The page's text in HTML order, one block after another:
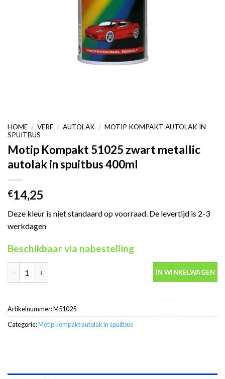
HOME / VERF / AUTOLAK / MOTIP KOMPAKT AUTOLAK IN
SPUITBUS
Motip Kompakt 51025 zwart metallic
autolak in spuitbus 400ml
€14,25
Deze kleur is niet standaard op voorraad. De levertijd is 2-3
werkdagen
Beschikbaar via nabestelling
Motip Kompakt 51025 zwart metallic autolak in spuitbus 400ml
IN WINKELWAGEN
Artikelnummer:M51025
Categorie:Motip kompakt autolak in spuitbus